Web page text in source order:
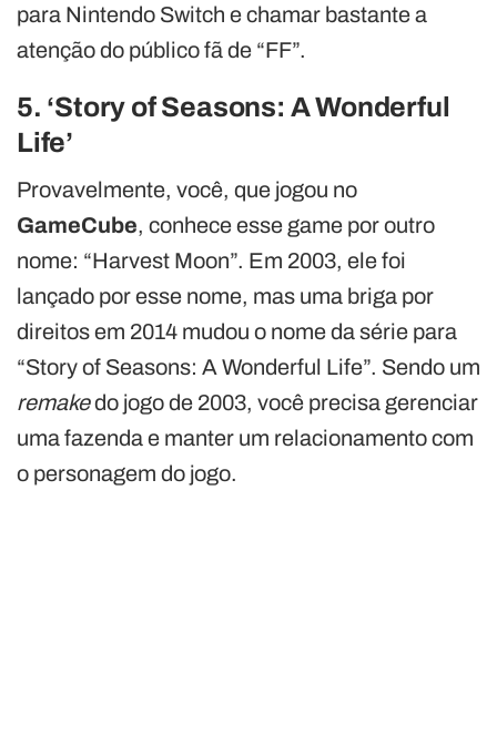
para Nintendo Switch e chamar bastante a
atenção do público fã de “FF”.
5. ‘Story of Seasons: A Wonderful
Life’
Provavelmente, você, que jogou no
GameCube, conhece esse game por outro
nome: “Harvest Moon”. Em 2003, ele foi
lançado por esse nome, mas uma briga por
direitos em 2014 mudou o nome da série para
“Story of Seasons: A Wonderful Life”. Sendo um
remakedo jogo de 2003, você precisa gerenciar
uma fazenda e manter um relacionamento com
o personagem do jogo.